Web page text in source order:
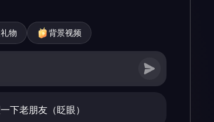
物 背景视频
下老朋友（眨眼）